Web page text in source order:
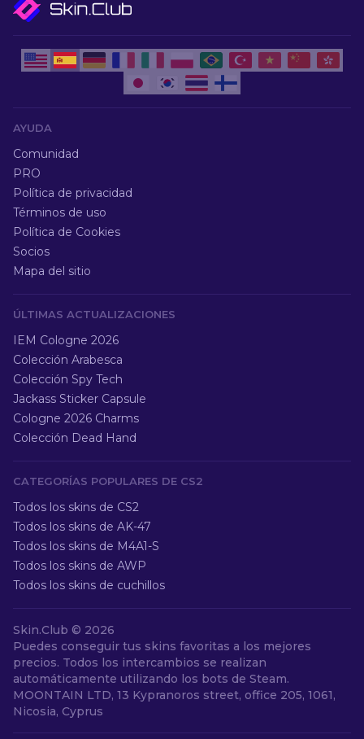
AYUDA
Comunidad
PRO
Política de privacidad
Términos de uso
Política de Cookies
Socios
Mapa del sitio
ÚLTIMAS ACTUALIZACIONES
IEM Cologne 2026
Colección Arabesca
Colección Spy Tech
Jackass Sticker Capsule
Cologne 2026 Charms
Colección Dead Hand
CATEGORÍAS POPULARES DE CS2
Todos los skins de CS2
Todos los skins de AK-47
Todos los skins de M4A1-S
Todos los skins de AWP
Todos los skins de cuchillos
Skin.Club © 2026
Puedes conseguir tus skins favoritas a los mejores
precios. Todos los intercambios se realizan
automáticamente utilizando los bots de Steam.
MOONTAIN LTD, 13 Kypranoros street, office 205, 1061,
Nicosia, Cyprus